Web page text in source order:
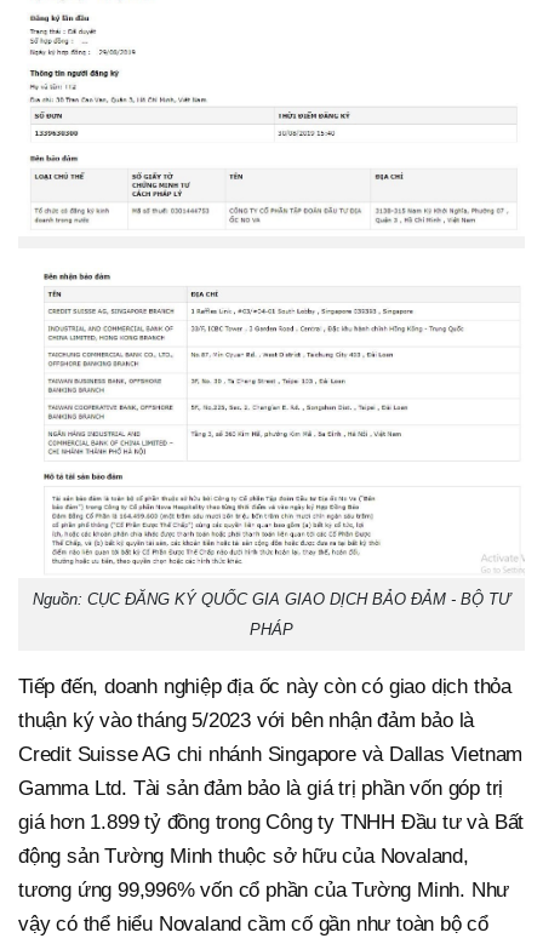
Nguồn: CỤC ĐĂNG KÝ QUỐC GIA GIAO DỊCH BẢO ĐẢM - BỘ TƯ
PHÁP
Tiếp đến, doanh nghiệp địa ốc này còn có giao dịch thỏa
thuận ký vào tháng 5/2023 với bên nhận đảm bảo là
Credit Suisse AG chi nhánh Singapore và Dallas Vietnam
Gamma Ltd. Tài sản đảm bảo là giá trị phần vốn góp trị
giá hơn 1.899 tỷ đồng trong Công ty TNHH Đầu tư và Bất
động sản Tường Minh thuộc sở hữu của Novaland,
tương ứng 99,996% vốn cổ phần của Tường Minh. Như
vậy có thể hiểu Novaland cầm cố gần như toàn bộ cổ